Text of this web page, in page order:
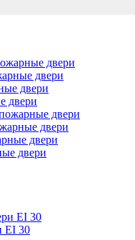
двери
двери
двери
двери
EI 30